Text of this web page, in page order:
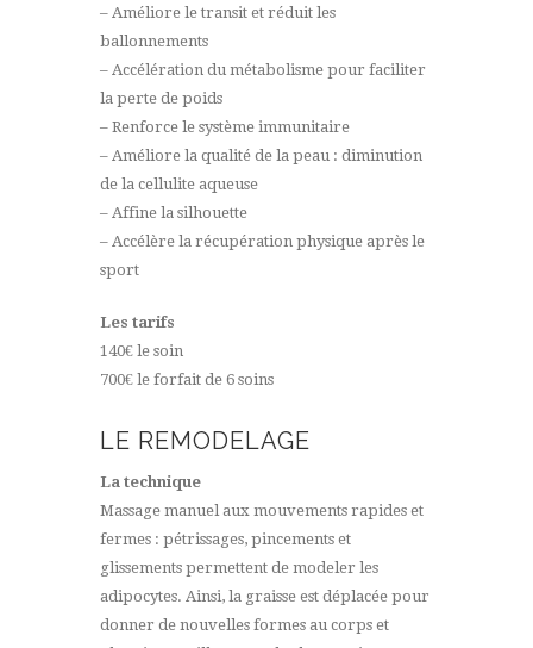
– Améliore le transit et réduit les
ballonnements
– Accélération du métabolisme pour faciliter
la perte de poids
– Renforce le système immunitaire
– Améliore la qualité de la peau : diminution
de la cellulite aqueuse
– Affine la silhouette
– Accélère la récupération physique après le
sport
Les tarifs
140€ le soin
700€ le forfait de 6 soins
LE REMODELAGE
La technique
Massage manuel aux mouvements rapides et
fermes : pétrissages, pincements et
glissements permettent de modeler les
adipocytes. Ainsi, la graisse est déplacée pour
donner de nouvelles formes au corps et